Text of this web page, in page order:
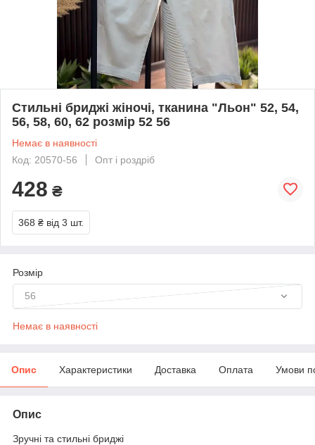
Стильні бриджі жіночі, тканина "Льон" 52, 54,
56, 58, 60, 62 розмір 52 56
Немає в наявності
Код: 20570-56
Опт і роздріб
428 ₴
368 ₴ від 3 шт.
Розмір
56
Немає в наявності
Опис Характеристики Доставка Оплата Умови
Опис
Зручні та стильні бриджі